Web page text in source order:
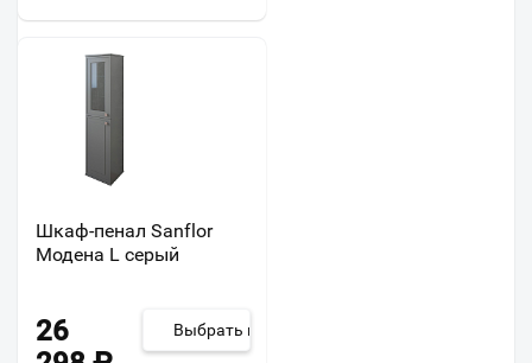
Шкаф-пенал Sanflor
Модена L серый
26
Выбрать из 2